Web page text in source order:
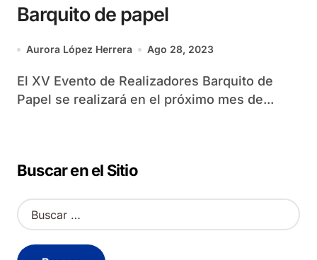
Barquito de papel
Aurora López Herrera Ago 28, 2023
El XV Evento de Realizadores Barquito de
Papel se realizará en el próximo mes de...
Buscar en el Sitio
B
u
c